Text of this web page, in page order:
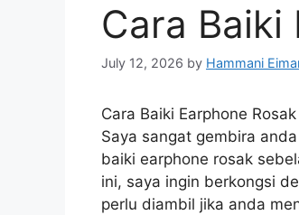
Cara Baiki
July 12, 2026 by Hammani
Cara Baiki Earphone
Saya sangat gembira
baiki earphone rosak
ini, saya ingin berkongsi
perlu diambil jika anda